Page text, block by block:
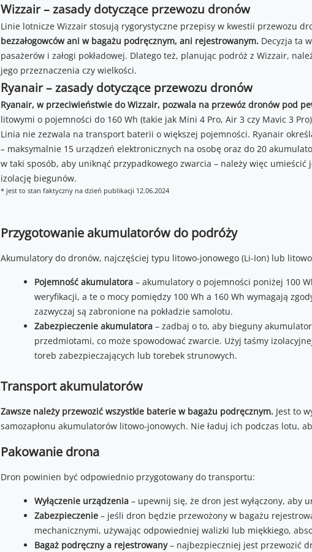
Wizzair – zasady dotyczące przewozu dronów
Linie lotnicze Wizzair stosują rygorystyczne przepisy w kwestii przewozu
bezzałogowców ani w bagażu podręcznym, ani rejestrowanym.Decyzja ta
pasażerów i załogi pokładowej. Dlatego też, planując podróż z Wizzair,
jego przeznaczenia czy wielkości.
Ryanair – zasady dotyczące przewozu dronów
Ryanair, w przeciwieństwie do Wizzair, pozwala na przewóz dronów pod
litowymi o pojemności do 160 Wh (takie jak Mini 4 Pro, Air 3 czy Mavic 3
Linia nie zezwala na transport baterii o większej pojemności. Ryanair
– maksymalnie 15 urządzeń elektronicznych na osobę oraz do 20
w taki sposób, aby uniknąć przypadkowego zwarcia – należy więc
izolację biegunów.
* jest to stan faktyczny na dzień publikacji 12.06.2024
Przygotowanie akumulatorów do podróży
Akumulatory do dronów, najczęściej typu litowo-jonowego (Li-Ion) lub
Pojemność akumulatora– akumulatory o pojemności poniżej 100
weryfikacji, a te o mocy pomiędzy 100 Wh a 160 Wh wymagają
zazwyczaj są zabronione na pokładzie samolotu.
Zabezpieczenie akumulatora– zadbaj o to, aby bieguny
przedmiotami, co może spowodować zwarcie. Użyj taśmy
toreb zabezpieczających lub torebek strunowych.
Transport akumulatorów
Zawsze należy przewozić wszystkie baterie w bagażu podręcznym. Jest to
samozapłonu akumulatorów litowo-jonowych. Nie ładuj ich podczas lotu,
Pakowanie drona
Dron powinien być odpowiednio przygotowany do transportu:
Wyłączenie urządzenia– upewnij się, że dron jest wyłączony, aby
Zabezpieczenie– jeśli dron będzie przewożony w bagażu
mechanicznymi, używając odpowiedniej walizki lub miękkiego,
Bagaż podręczny a rejestrowany– najbezpieczniej jest przewozić